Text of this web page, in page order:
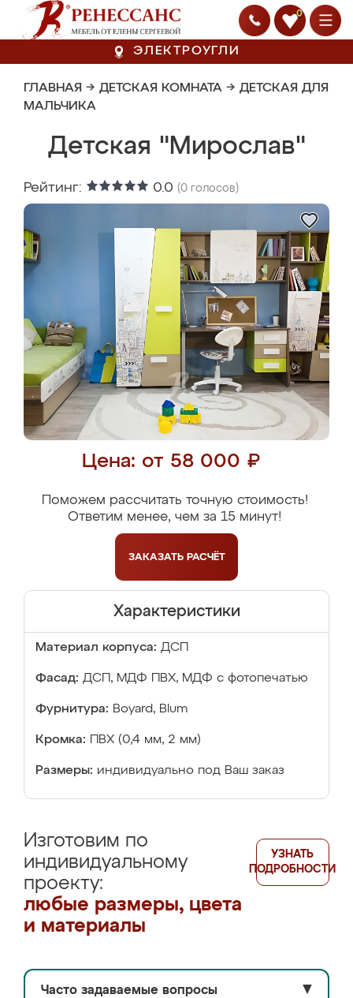
0
ЭЛЕКТРОУГЛИ
ГЛАВНАЯ → ДЕТСКАЯ КОМНАТА → ДЕТСКАЯ ДЛЯ
МАЛЬЧИКА
Детская "Мирослав"
Рейтинг: 0.0 (0 голосов)
Цена: от 58 000 ₽
Поможем рассчитать точную стоимость!
Ответим менее, чем за 15 минут!
ЗАКАЗАТЬ РАСЧЁТ
Характеристики
Материал корпуса: ДСП
Фасад: ДСП, МДФ ПВХ, МДФ с фотопечатью
Фурнитура: Boyard, Blum
Кромка: ПВХ (0,4 мм, 2 мм)
Размеры: индивидуально под Ваш заказ
Изготовим по
индивидуальному
проекту:
любые размеры, цвета
и материалы
УЗНАТЬ
ПОДРОБНОСТИ
Часто задаваемые вопросы ▼